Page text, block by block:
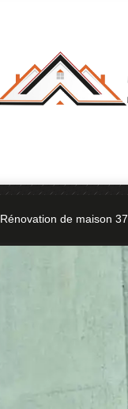
Rénovation de maison 37